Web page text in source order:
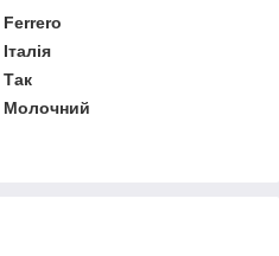
Ferrero
Італія
Так
Молочний